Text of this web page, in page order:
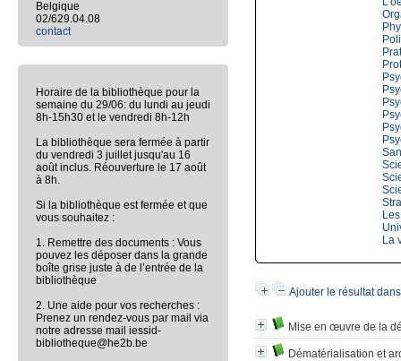
La
Ajouter le résultat
Mise en œuvre de la
Dématérialisation et
Belgique
02/629.04.08
contact
Horaire de la bibliothèque pour la
semaine du 29/06: du lundi au jeudi
8h-15h30 et le vendredi 8h-12h
La bibliothèque sera fermée à partir
du vendredi 3 juillet jusqu'au 16
août inclus. Réouverture le 17 août
à 8h.
Si la bibliothèque est fermée et que
vous souhaitez :
1. Remettre des documents : Vous
pouvez les déposer dans la grande
boîte grise juste à de l’entrée de la
bibliothèque
2. Une aide pour vos recherches :
Prenez un rendez-vous par mail via
notre adresse mail iessid-
bibliotheque@he2b.be